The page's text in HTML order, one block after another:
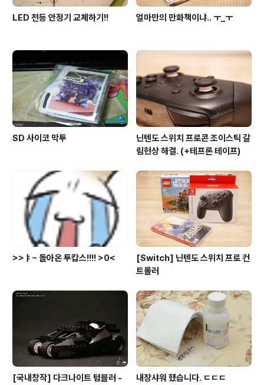
LED 전등 안정기 교체하기!! 얼마만의 만화책이냐.. ㅜ_ㅜ
SD 사이코 막투
닌텐도 스위치 프로콘 조이스틱 갈
림현상 해결. (+테프론 테이프)
>>ㅑ~ 돌아온 투캅스!!!! >0<
[Switch] 닌텐도 스위치 프로 컨
트롤러
[국내창작] 다크나이트 텀블러 - 내장샤워 했습니다. ㄷㄷㄷ